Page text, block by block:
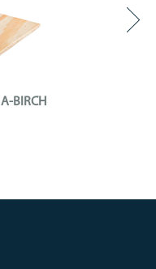
A-BIRCH